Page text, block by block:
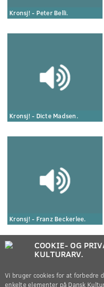
Kronsj! - Peter Belli.
Kronsj! - Dicte Madsen.
Kronsj! - Franz Beckerlee.
COOKIE- OG
KULTURARV.
Vi bruger cookies for at forbedre
enkelte elementer på Dansk